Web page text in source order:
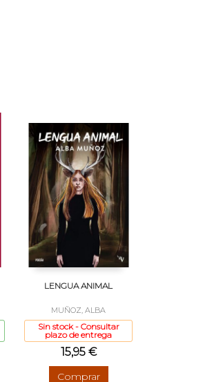
LENGUA ANIMAL
MUÑOZ, ALBA
Sin stock - Consultar
plazo de entrega
15,95 €
Comprar